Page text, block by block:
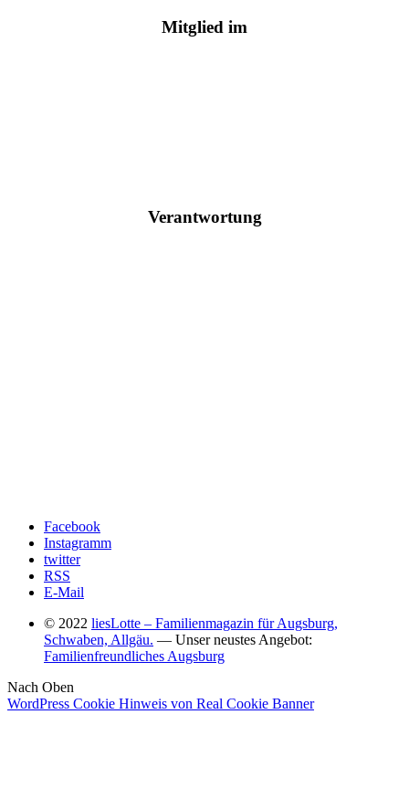
Mitglied im
Verantwortung
Facebook
Instagramm
twitter
RSS
E-Mail
© 2022 liesLotte – Familienmagazin für Augsburg,
Schwaben, Allgäu. — Unser neustes Angebot:
Familienfreundliches Augsburg
Nach Oben
WordPress Cookie Hinweis von Real Cookie Banner